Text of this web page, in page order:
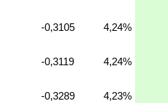
-0,3105 4,24%
-0,3119 4,24%
-0,3289 4,23%